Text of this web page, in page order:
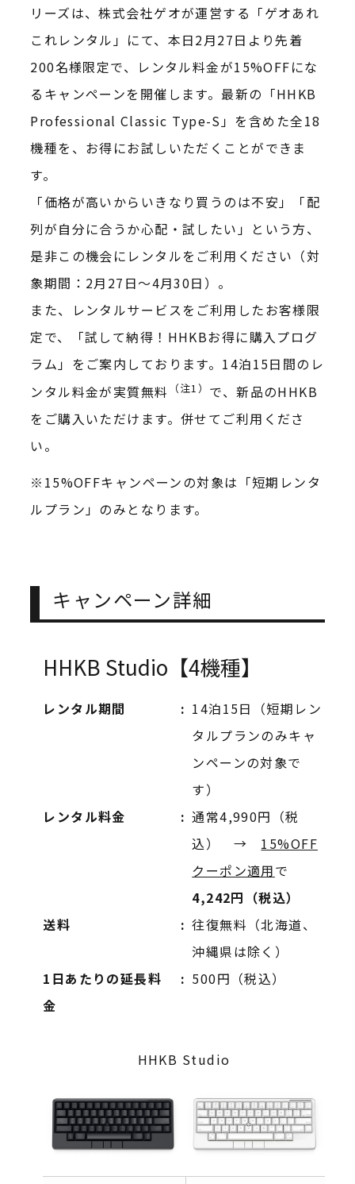
リーズは、株式会社ゲオが運営する「ゲオあれ
これレンタル」にて、本日2月27日より先着
200名様限定で、レンタル料金が15%OFFにな
るキャンペーンを開催します。最新の「HHKB
Professional Classic Type-S」を含めた全18
機種を、お得にお試しいただくことができま
す。
「価格が高いからいきなり買うのは不安」「配
列が自分に合うか心配・試したい」という方、
是非この機会にレンタルをご利用ください（対
象期間：2月27日～4月30日）。
また、レンタルサービスをご利用したお客様限
定で、「試して納得！HHKBお得に購入プログ
ラム」をご案内しております。14泊15日間のレ
ンタル料金が実質無料 （注1） で、新品のHHKB
をご購入いただけます。併せてご利用くださ
い。
※15%OFFキャンペーンの対象は「短期レンタ
ルプラン」のみとなります。
キャンペーン詳細
HHKB Studio【4機種】
レンタル期間
14泊15日（短期レン
タルプランのみキャ
ンペーンの対象で
す）
レンタル料金
通常4,990円（税
込） → 15%OFF
クーポン適用で
4,242円（税込）
送料
往復無料（北海道、
沖縄県は除く）
1日あたりの延長料
金
500円（税込）
HHKB Studio